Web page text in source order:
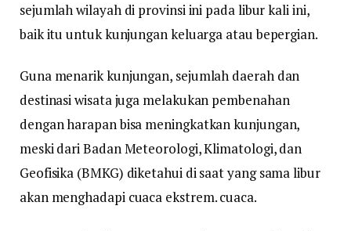
sejumlah wilayah di provinsi ini pada libur kali ini,
baik itu untuk kunjungan keluarga atau bepergian.
Guna menarik kunjungan, sejumlah daerah dan
destinasi wisata juga melakukan pembenahan
dengan harapan bisa meningkatkan kunjungan,
meski dari Badan Meteorologi, Klimatologi, dan
Geofisika (BMKG) diketahui di saat yang sama libur
akan menghadapi cuaca ekstrem. cuaca.